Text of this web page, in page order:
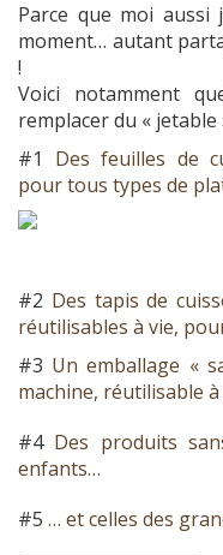
Parce que moi
moment… autant
!
Voici notamment
remplacer du « jetable
#1 Des feuilles de
pour tous types de
#2 Des tapis de
réutilisables à vie,
#3 Un emballage «
machine, réutilisable
#4 Des produits
enfants…
#5 … et celles des